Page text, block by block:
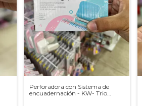
Perforadora con Sistema de
encuadernación - KW- Trio